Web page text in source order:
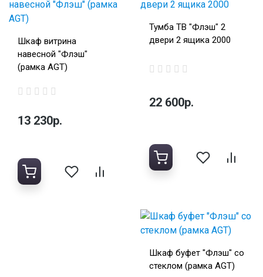
Шкаф витрина
навесной "Флэш"
(рамка AGT)
13 230р.
Тумба ТВ "Флэш" 2
двери 2 ящика 2000
22 600р.
Шкаф буфет "Флэш" со
стеклом (рамка AGT)